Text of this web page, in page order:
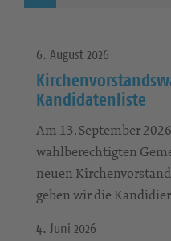
6. August 2026
Kandidatenliste
Am 13. September
wahlberechtigten
neuen
geben wir die
4. Juni 2026